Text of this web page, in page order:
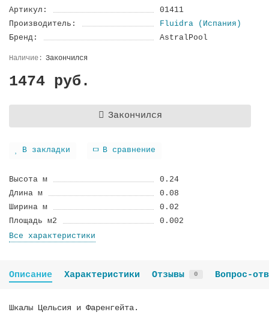
Артикул:
01411
Производитель:
Fluidra (Испания)
Бренд:
AstralPool
Закончился
1474 руб.
Закончился
В закладки В сравнение
Высота м
0.24
Длина м
0.08
Ширина м
0.02
Площадь м2
0.002
Все характеристики
Описание Характеристики Отзывы 0 Вопрос-
Шкалы Цельсия и Фаренгейта.